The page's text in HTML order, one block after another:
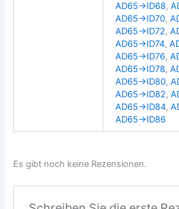
AD65→ID68,
AD65→ID70,
AD65→ID72,
AD65→ID74,
AD65→ID76,
AD65→ID78,
AD65→ID80,
AD65→ID82,
AD65→ID84,
AD65→ID86
Es gibt noch keine Rezensionen.